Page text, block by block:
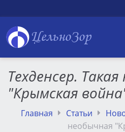
ЦельноЗор
Техденсер.
"Крымская
Главная Статьи
необычная